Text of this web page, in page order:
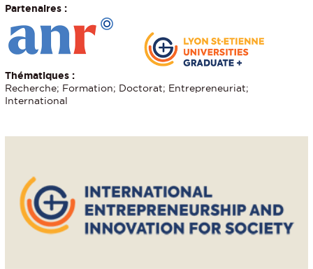
Partenaires :
Thématiques :
Recherche; Formation; Doctorat; Entrepreneuriat;
International